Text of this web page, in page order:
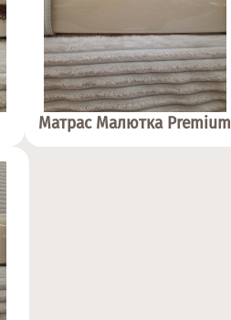
Матрас Малютка Premium